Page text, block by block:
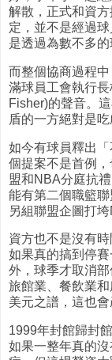
解散，正式和資
定，並不是經過
是透過為數不多的
而整個協商過程
滿球員工會執行
Fisher)的聲音。
盾的一方絕對是吃
如今有球員釋出
個提案不是首例
盟和NBA分庭抗
能有第二個職籃
另組聯盟企圖打
資方也不是沒有
如果真的搞到停
外，球季才取消
旅館業、餐飲業
美元之譜，這也會
1999年封館歸封
如果一整年真的